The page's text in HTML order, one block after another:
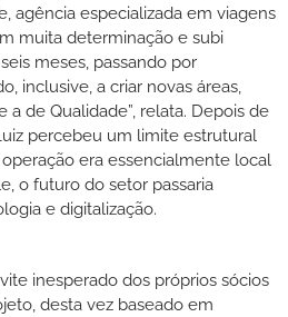
agência especializada em viagens
muita determinação e subi
meses, passando por
inclusive, a criar novas áreas,
de Qualidade”, relata. Depois de
percebeu um limite estrutural
era essencialmente local
o futuro do setor passaria
e digitalização.
inesperado dos próprios sócios
desta vez baseado em